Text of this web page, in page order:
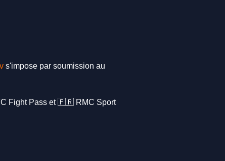
s'impose par soumission au
Fight Pass et 🇫🇷 RMC Sport